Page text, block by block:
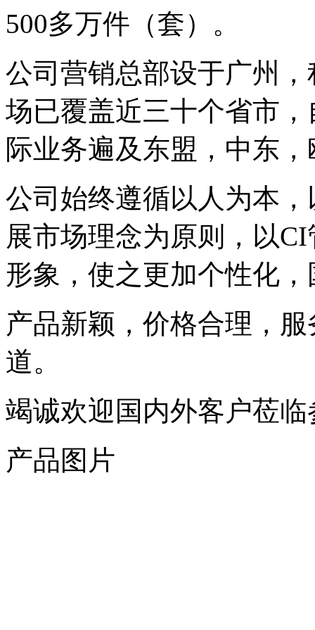
500多万件（套）。
公司营销总部设于广州
场已覆盖近三十个省市
际业务遍及东盟，中东
公司始终遵循以人为本
展市场理念为原则，以
形象，使之更加个性化
产品新颖，价格合理，
道。
竭诚欢迎国内外客户莅
产品图片